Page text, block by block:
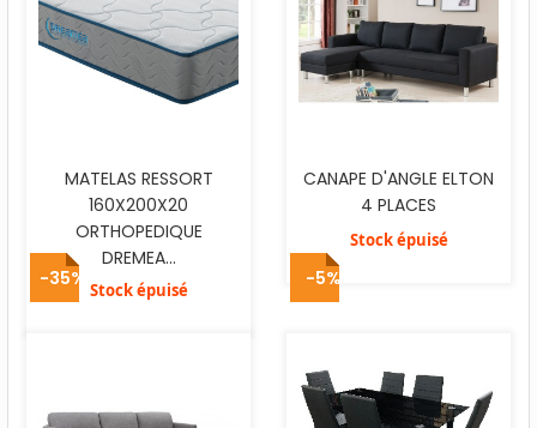
MATELAS RESSORT
160X200X20
ORTHOPEDIQUE
DREMEA...
Stock épuisé
CANAPE D'ANGLE ELTON
4 PLACES
Stock épuisé
-35% -5%